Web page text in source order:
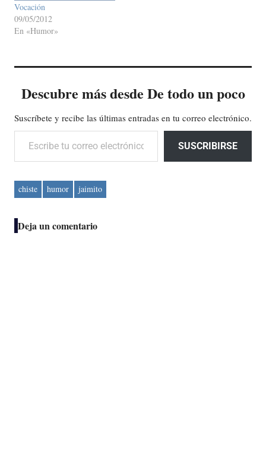
Vocación
09/05/2012
En «Humor»
Descubre más desde De todo un poco
Suscríbete y recibe las últimas entradas en tu correo electrónico.
Escribe tu correo electrónico…
SUSCRIBIRSE
chiste humor jaimito
Deja un comentario